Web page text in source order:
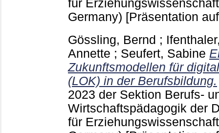
für
Germany) [Präsentation
Gössling, Bernd ;
Annette ; Seufert, Sabine
Zukunftsmodellen für
(LOK) in der Berufsbildung.
2023 der Sektion Berufs-
Wirtschaftspädagogik der
für